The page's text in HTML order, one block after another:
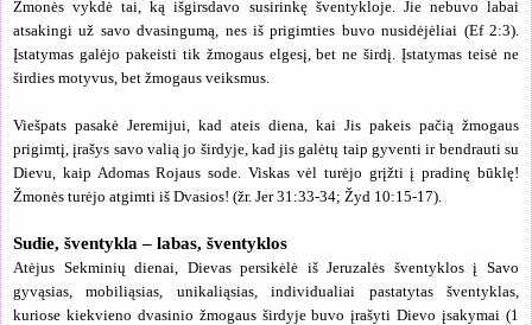
Žmonės vykdė tai, ką išgirsdavo susirinkę šventykloje. Jie nebuvo labai
atsakingi už savo dvasingumą, nes iš prigimties buvo nusidėjėliai (Ef 2:3).
Įstatymas galėjo pakeisti tik žmogaus elgesį, bet ne širdį. Įstatymas teisė ne
širdies motyvus, bet žmogaus veiksmus.
Viešpats pasakė Jeremijui, kad ateis diena, kai Jis pakeis pačią žmogaus
prigimtį, įrašys savo valią jo širdyje, kad jis galėtų taip gyventi ir bendrauti su
Dievu, kaip Adomas Rojaus sode. Viskas vėl turėjo grįžti į pradinę būklę!
Žmonės turėjo atgimti iš Dvasios! (žr. Jer 31:33-34; Žyd 10:15-17).
Sudie, šventykla – labas, šventyklos
Atėjus Sekminių dienai, Dievas persikėlė iš Jeruzalės šventyklos į Savo
gyvąsias, mobiliąsias, unikaliąsias, individualiai pastatytas šventyklas,
kuriose kiekvieno dvasinio žmogaus širdyje buvo įrašyti Dievo įsakymai (1